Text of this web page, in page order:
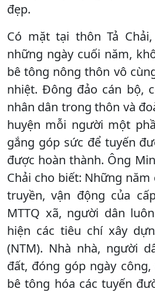
đẹp.
Có mặt tại thôn Tả
những ngày cuối năm,
bê tông nông thôn vô
nhiệt. Đông đảo cán bộ,
nhân dân trong thôn và
huyện mỗi người một
gắng góp sức để tuyến
được hoàn thành. Ông
Chải cho biết: Những
truyền, vận động của
MTTQ xã, người dân
hiện các tiêu chí xây
(NTM). Nhà nhà, người
đất, đóng góp ngày
bê tông hóa các tuyến